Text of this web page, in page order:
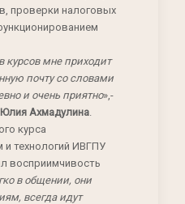
проверки налоговых
курсов мне приходит
почту со словами
и очень приятно»,-
Юлия Ахмадулина.
курса
технологий ИВГПУ
восприимчивость
в общении, они
всегда идут